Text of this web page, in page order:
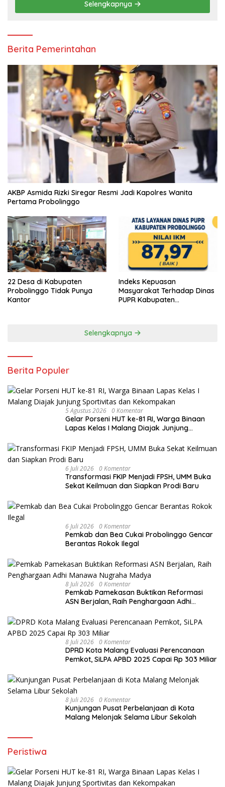
Selengkapnya
Berita Pemerintahan
AKBP Asmida Rizki Siregar Resmi Jadi Kapolres Wanita
Pertama Probolinggo
22 Desa di Kabupaten
Probolinggo Tidak Punya
Kantor
Indeks Kepuasan
Masyarakat Terhadap Dinas
PUPR Kabupaten
Selengkapnya
Berita Populer
5 Agustus 2026 0 Komentar
Gelar Porseni HUT ke-81 RI, Warga Binaan
Lapas Kelas I Malang Diajak Junjung
6 Juli 2026 0 Komentar
Transformasi FKIP Menjadi FPSH, UMM Buka
Sekat Keilmuan dan Siapkan Prodi Baru
6 Juli 2026 0 Komentar
Pemkab dan Bea Cukai Probolinggo Gencar
Berantas Rokok Ilegal
8 Juli 2026 0 Komentar
Pemkab Pamekasan Buktikan Reformasi
ASN Berjalan, Raih Penghargaan Adhi
8 Juli 2026 0 Komentar
DPRD Kota Malang Evaluasi Perencanaan
Pemkot, SiLPA APBD 2025 Capai Rp 303 Miliar
8 Juli 2026 0 Komentar
Kunjungan Pusat Perbelanjaan di Kota
Malang Melonjak Selama Libur Sekolah
Peristiwa